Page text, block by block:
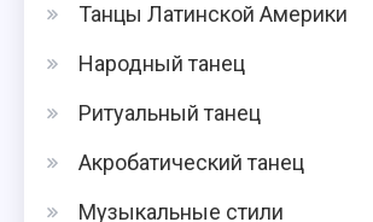
Танцы Латинской Америки
Народный танец
Ритуальный танец
Акробатический танец
Музыкальные стили